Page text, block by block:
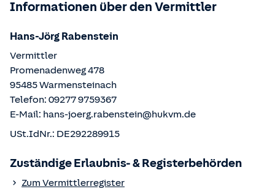
Informationen über den Vermittler
Hans-Jörg Rabenstein
Vermittler
Promenadenweg 478
95485Warmensteinach
Telefon: 09277 9759367
E-Mail: hans-joerg.rabenstein@hukvm.de
USt.IdNr.: DE292289915
Zuständige Erlaubnis- & Registerbehörden
Zum Vermittlerregister